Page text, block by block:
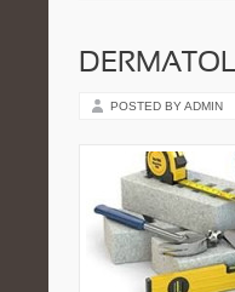
POSTED BY ADMIN